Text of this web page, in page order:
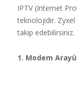
IPTV (Internet
teknolojidir. Zyxel
takip edebilirsiniz.
1. Modem